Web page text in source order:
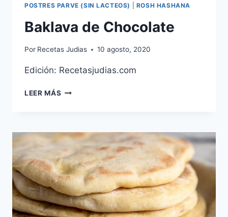
POSTRES PARVE (SIN LACTEOS)
ROSH HASHANA
Baklava de Chocolate
Por Recetas Judias 10 agosto, 2020
Edición: Recetasjudias.com
LEER MÁS BAKLAVA